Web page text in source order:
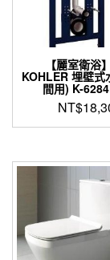
【麗室衛浴
KOHLER 埋壁式
間用) K-
NT$